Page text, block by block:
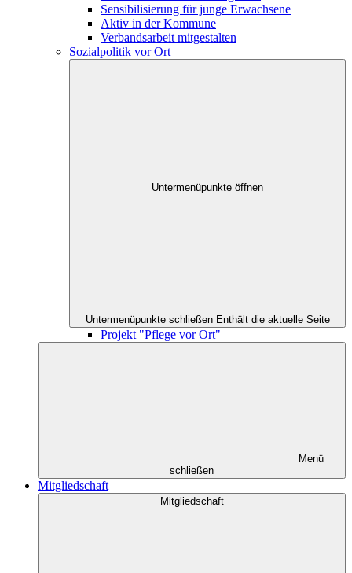
Sensibilisierung für junge Erwachsene
Aktiv in der Kommune
Verbandsarbeit mitgestalten
Sozialpolitik vor Ort
Untermenüpunkte öffnen
Untermenüpunkte schließen Enthält die aktuelle Seite
Projekt "Pflege vor Ort"
Menü
schließen
Mitgliedschaft
Mitgliedschaft